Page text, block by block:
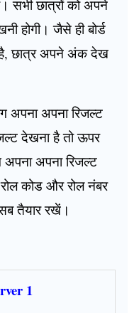
सभी छात्रों को अपने
होगी। जैसे ही बोर्ड
है, छात्र अपने अंक देख
अपना अपना रिजल्ट
देखना है तो ऊपर
अपना रिजल्ट
कोड और रोल नंबर
तैयार रखें।
1